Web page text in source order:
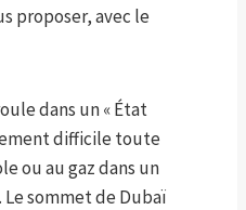
proposer, avec le
dans un « État
difficile toute
ou au gaz dans un
sommet de Dubaï